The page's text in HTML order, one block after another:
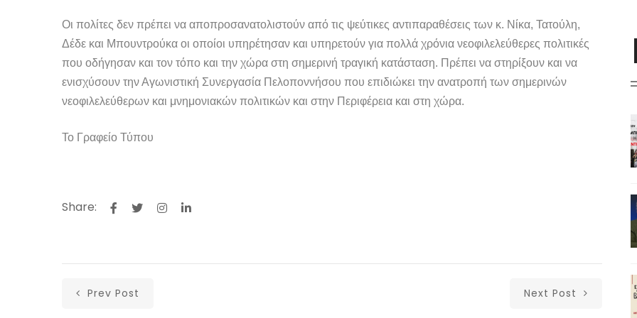
Οι πολίτες δεν πρέπει να αποπροσανατολιστούν από τις ψεύτικες αντιπαραθέσεις των κ. Νίκα, Τατούλη,
Δέδε και Μπουντρούκα οι οποίοι υπηρέτησαν και υπηρετούν για πολλά χρόνια νεοφιλελεύθερες πολιτικές
που οδήγησαν και τον τόπο και την χώρα στη σημερινή τραγική κατάσταση. Πρέπει να στηρίξουν και να
ενισχύσουν την Αγωνιστική Συνεργασία Πελοποννήσου που επιδιώκει την ανατροπή των σημερινών
νεοφιλελεύθερων και μνημονιακών πολιτικών και στην Περιφέρεια και στη χώρα.
Το Γραφείο Τύπου
Share:
Prev Post Next Post